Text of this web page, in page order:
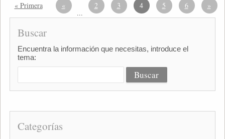
« Primera «
...
2 3 4 5 6 »
Buscar
Encuentra la información que necesitas, introduce el
tema:
Categorías